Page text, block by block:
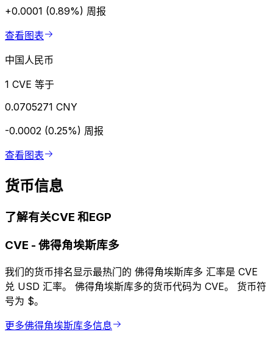
+0.0001 (0.89%) 周报
查看图表
中国人民币
1 CVE 等于
0.0705271 CNY
-0.0002 (0.25%) 周报
查看图表
货币信息
了解有关CVE 和EGP
CVE - 佛得角埃斯库多
我们的货币排名显示最热门的 佛得角埃斯库多 汇率是 CVE
兑 USD 汇率。 佛得角埃斯库多的货币代码为 CVE。 货币符
号为 $。
更多佛得角埃斯库多信息